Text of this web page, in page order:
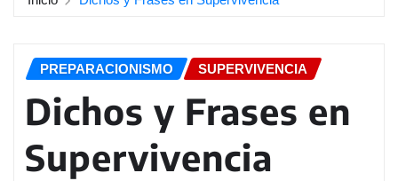
PREPARACIONISMO SUPERVIVENCIA
Dichos y Frases en
Supervivencia